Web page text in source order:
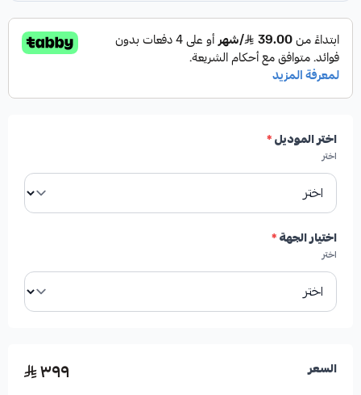
✓فرامل أقوى واستجابة أسرع.
✓عمر افتراضي أطول مقارنة بالفحمات التقليدية.
✓ إنتاج رماد أقل يساهم في نظافة العجلات.
✓تشغيل هادئ وبدون أصوات صفير مزعجة.
اختر الموديل*
اختر
اختيار الجهة*
اختر
السعر ٣٩٩